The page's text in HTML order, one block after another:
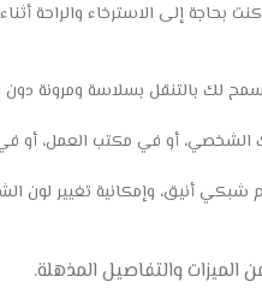
إلى الاسترخاء والراحة
لك بالتنقل بسلاسة ومرونة
أو في مكتب العمل، أو في
أنيق، وإمكانية تغيير لون
والتفاصيل المذهلة.